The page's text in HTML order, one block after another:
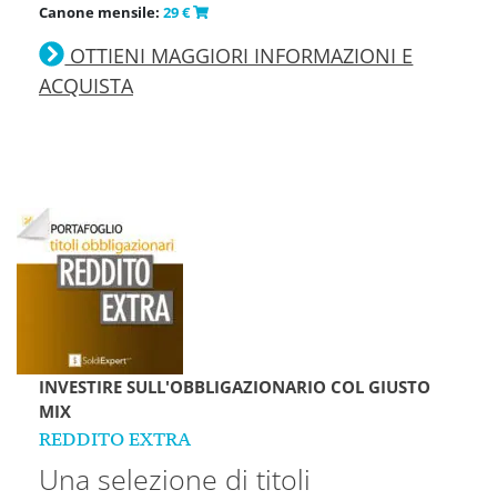
Canone mensile: 29 €
OTTIENI MAGGIORI INFORMAZIONI E
ACQUISTA
INVESTIRE SULL'OBBLIGAZIONARIO COL GIUSTO
MIX
REDDITO EXTRA
Una selezione di titoli